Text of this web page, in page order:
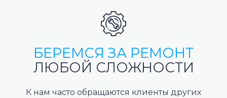
БЕРЕМСЯ ЗА РЕМОНТ
ЛЮБОЙ СЛОЖНОСТИ
К нам часто обращаются клиенты других